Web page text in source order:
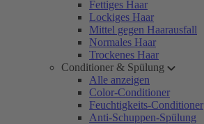
Fettiges Haar
Lockiges Haar
Mittel gegen Haarausfall
Normales Haar
Trockenes Haar
Conditioner & Spülung
Alle anzeigen
Color-Conditioner
Feuchtigkeits-Conditioner
Anti-Schuppen-Spülung